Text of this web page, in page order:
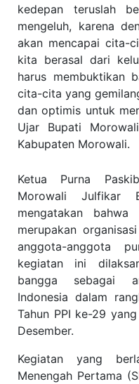
kedepan teruslah
mengeluh, karena
akan mencapai cita-
kita berasal dari
harus membuktikan
cita-cita yang
dan optimis untuk
Ujar Bupati
Kabupaten Morowali.
Ketua Purna
Morowali Julfikar
mengatakan bahwa
merupakan
anggota-anggota
kegiatan ini
bangga sebagai
Indonesia dalam
Tahun PPI ke-29
Desember.
Kegiatan yang
Menengah Pertama